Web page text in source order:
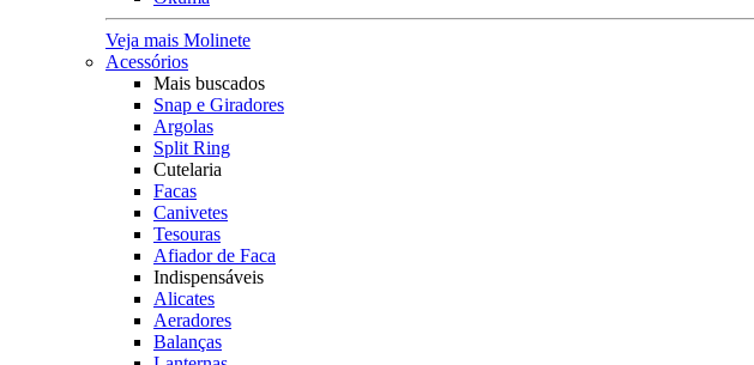
Veja mais Molinete
Acessórios
Mais buscados
Snap e Giradores
Argolas
Split Ring
Cutelaria
Facas
Canivetes
Tesouras
Afiador de Faca
Indispensáveis
Alicates
Aeradores
Balanças